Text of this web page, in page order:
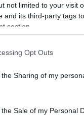
not limited to your visit
and its third-party tags
section.
Opt Outs
Sharing of my
Sale of my Personal
χαμηλότερο κέντρο
του είναι
ελαφρύ και συμπαγές
έχει ως
δυνατότητα καύσης
το μια μοναδική
με ηλεκτρική
από αποτύπωμα